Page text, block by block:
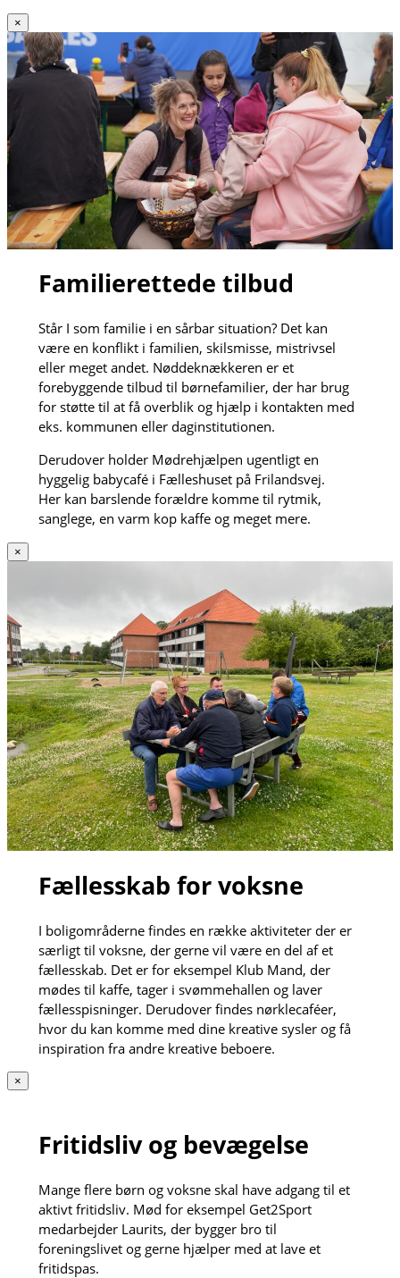
×
Familierettede tilbud
Står I som familie i en sårbar situation? Det kan
være en konflikt i familien, skilsmisse, mistrivsel
eller meget andet. Nøddeknækkeren er et
forebyggende tilbud til børnefamilier, der har brug
for støtte til at få overblik og hjælp i kontakten med
eks. kommunen eller daginstitutionen.
Derudover holder Mødrehjælpen ugentligt en
hyggelig babycafé i Fælleshuset på Frilandsvej.
Her kan barslende forældre komme til rytmik,
sanglege, en varm kop kaffe og meget mere.
×
Fællesskab for voksne
I boligområderne findes en række aktiviteter der er
særligt til voksne, der gerne vil være en del af et
fællesskab. Det er for eksempel Klub Mand, der
mødes til kaffe, tager i svømmehallen og laver
fællesspisninger. Derudover findes nørklecaféer,
hvor du kan komme med dine kreative sysler og få
inspiration fra andre kreative beboere.
×
Fritidsliv og bevægelse
Mange flere børn og voksne skal have adgang til et
aktivt fritidsliv. Mød for eksempel Get2Sport
medarbejder Laurits, der bygger bro til
foreningslivet og gerne hjælper med at lave et
fritidspas.